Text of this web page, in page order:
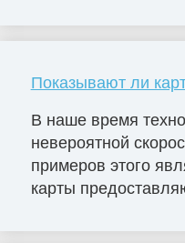
Показывают ли
В наше время
невероятной
примеров этого
карты